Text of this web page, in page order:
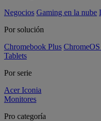
Negocios Gaming en la nube
Por solución
Chromebook Plus
Tablets
Por serie
Acer Iconia
Monitores
Pro categoría